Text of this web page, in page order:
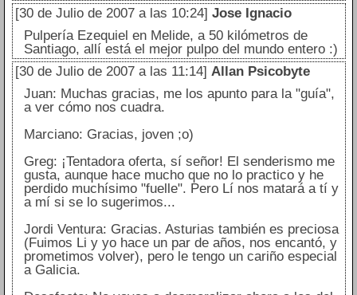
[30 de Julio de 2007 a las 10:24] Jose Ignacio
Pulpería Ezequiel en Melide, a 50 kilómetros de
Santiago, allí está el mejor pulpo del mundo entero :)
[30 de Julio de 2007 a las 11:14] Allan Psicobyte
Juan: Muchas gracias, me los apunto para la "guía",
a ver cómo nos cuadra.
Marciano: Gracias, joven ;o)
Greg: ¡Tentadora oferta, sí señor! El senderismo me
gusta, aunque hace mucho que no lo practico y he
perdido muchísimo "fuelle". Pero Lí nos matará a tí y
a mí si se lo sugerimos...
Jordi Ventura: Gracias. Asturias también es preciosa
(Fuimos Li y yo hace un par de años, nos encantó, y
prometimos volver), pero le tengo un cariño especial
a Galicia.